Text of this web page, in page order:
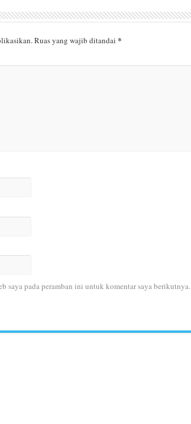
Ruas yang wajib ditandai *
saya pada peramban ini untuk komentar saya berikutnya.